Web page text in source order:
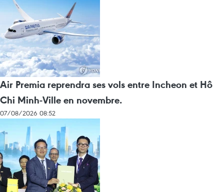
Air Premia reprendra ses vols entre Incheon et Hô
Chi Minh-Ville en novembre.
07/08/2026 08:52